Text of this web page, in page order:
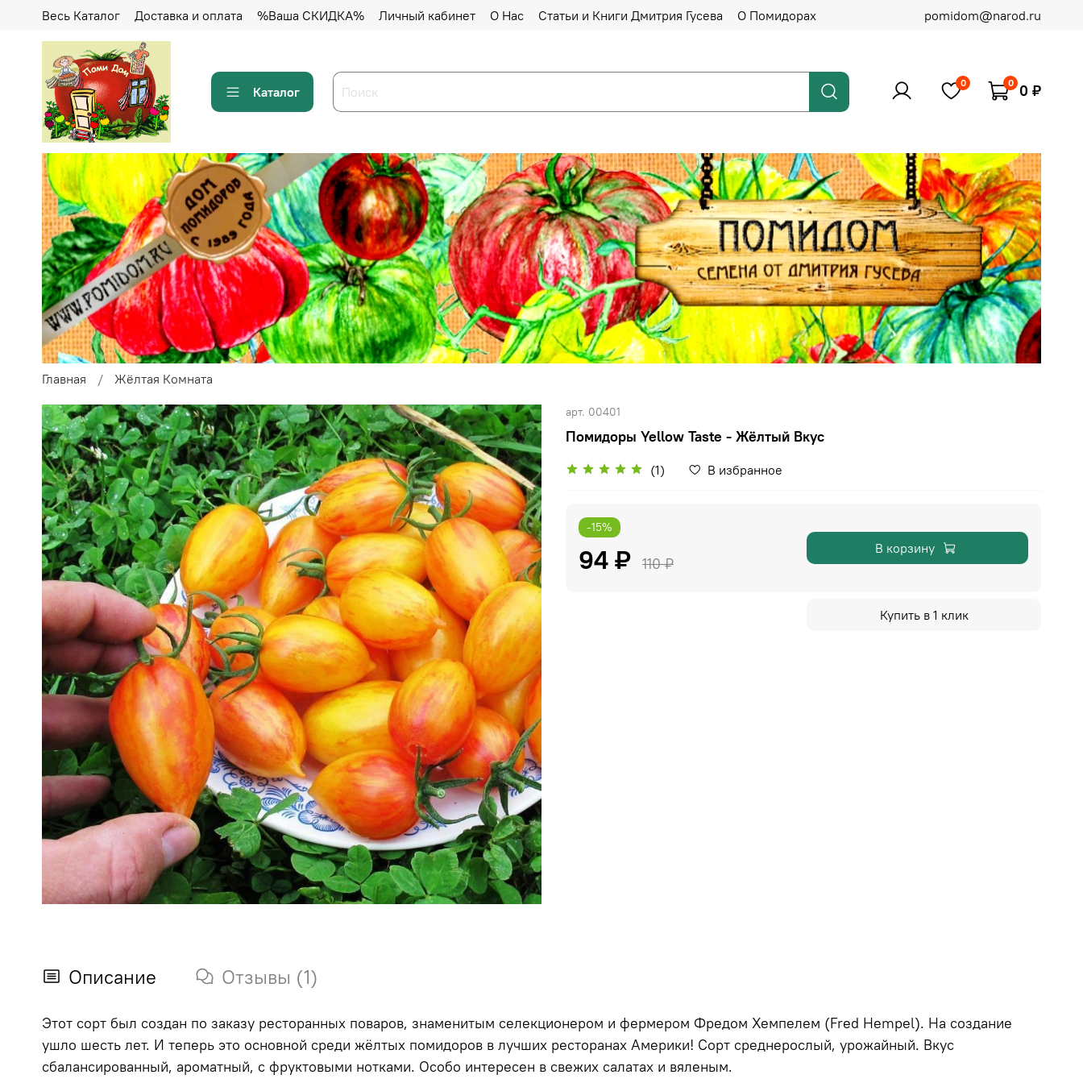
Весь Каталог Доставка и оплата %Ваша СКИДКА% Личный кабинет О Нас Статьи и Книги Дмитрия Гусева О Помидорах pomidom@narod.ru
Каталог
0 0 0 ₽
Главная Жёлтая Комната
арт. 00401
Помидоры Yellow Taste - Жёлтый Вкус
(1) В избранное
-15%
94 ₽ 110 ₽
В корзину
Купить в 1 клик
Описание Отзывы (1)
Этот сорт был создан по заказу ресторанных поваров, знаменитым селекционером и фермером Фредом Хемпелем (Fred Hempel). На создание
ушло шесть лет. И теперь это основной среди жёлтых помидоров в лучших ресторанах Америки! Сорт среднерослый, урожайный. Вкус
сбалансированный, ароматный, с фруктовыми нотками. Особо интересен в свежих салатах и вяленым.